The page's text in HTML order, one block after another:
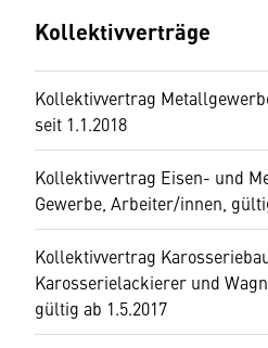
Kollektivverträge
Kollektivvertrag
seit 1.1.2018
Kollektivvertrag Eisen- und
Gewerbe, Arbeiter/innen,
Kollektivvertrag
Karosserielackierer und
gültig ab 1.5.2017